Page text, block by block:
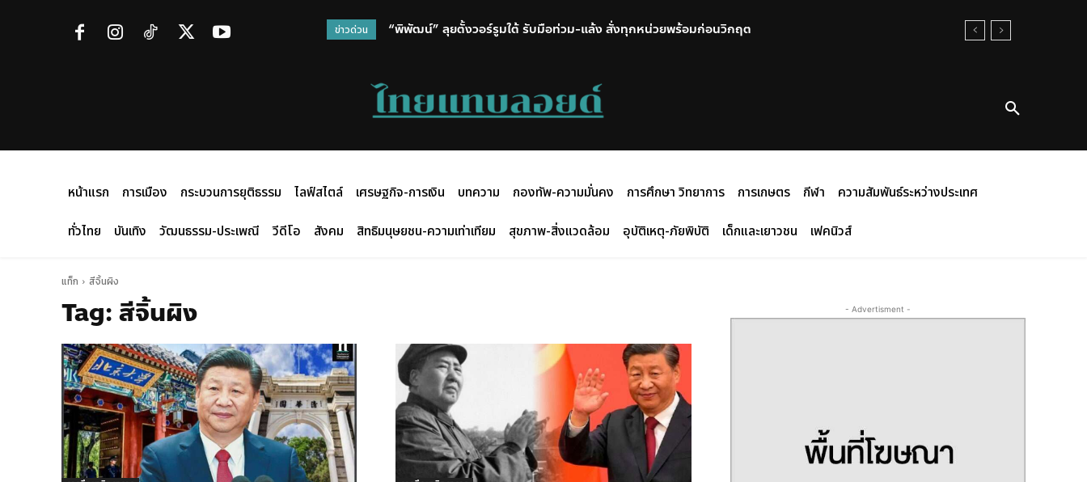
ข่าวด่วน “พิพัฒน์” ลุยตั้งวอร์รูมใต้ รับมือท่วม-แล้ง สั่งทุกหน่วยพร้อมก่อนวิกฤต
หน้าแรก การเมือง กระบวนการยุติธรรม ไลฟ์สไตล์ เศรษฐกิจ-การเงิน บทความ กองทัพ-ความมั่นคง การศึกษา วิทยาการ การเกษตร กีฬา
ความสัมพันธ์ระหว่างประเทศ
ทั่วไทย
บันเทิง วัฒนธรรม-ประเพณี วีดีโอ สังคม สิทธิมนุษยชน-ความเท่าเทียม สุขภาพ-สิ่งแวดล้อม อุบัติเหตุ-ภัยพิบัติ เด็กและเยาวชน เฟคนิวส์
แท็ก สีจิ้นผิง
Tag:สีจิ้นผิง - Advertisment -